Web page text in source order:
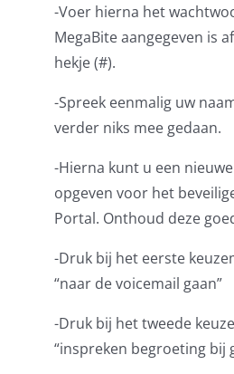
-Voer hierna het
MegaBite aangegeven is
hekje (#).
-Spreek eenmalig uw
verder niks mee gedaan.
-Hierna kunt u een
opgeven voor het
Portal. Onthoud deze
-Druk bij het eerste
“naar de voicemail gaan”
-Druk bij het tweede
“inspreken begroeting bij